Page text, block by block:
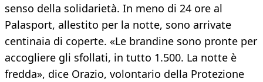
senso della solidarietà. In meno di 24 ore al
Palasport, allestito per la notte, sono arrivate
centinaia di coperte. «Le brandine sono pronte per
accogliere gli sfollati, in tutto 1.500. La notte è
fredda», dice Orazio, volontario della Protezione